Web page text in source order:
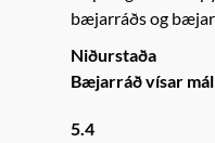
bæjarráðs og
Niðurstaða
Bæjarráð vísar
5.4